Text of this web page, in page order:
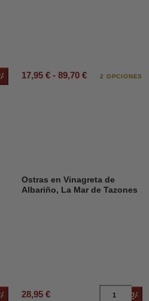
Añadir al carrito
17,95 € - 89,70 € 2 OPCIONES
Añadir al carrito
Ostras en Vinagreta de
Albariño, La Mar de Tazones
28,95 €